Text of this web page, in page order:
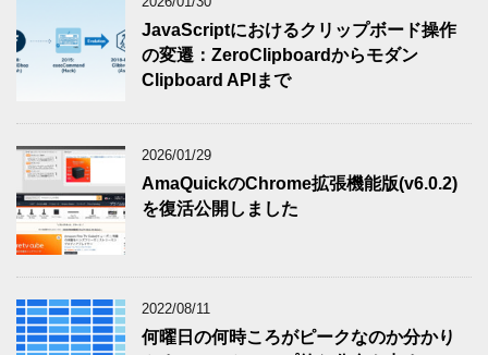
JavaScriptにおけるクリップボード操作
の変遷：ZeroClipboardからモダン
Clipboard APIまで
2026/01/29
AmaQuickのChrome拡張機能版(v6.0.2)
を復活公開しました
2022/08/11
何曜日の何時ころがピークなのか分かり